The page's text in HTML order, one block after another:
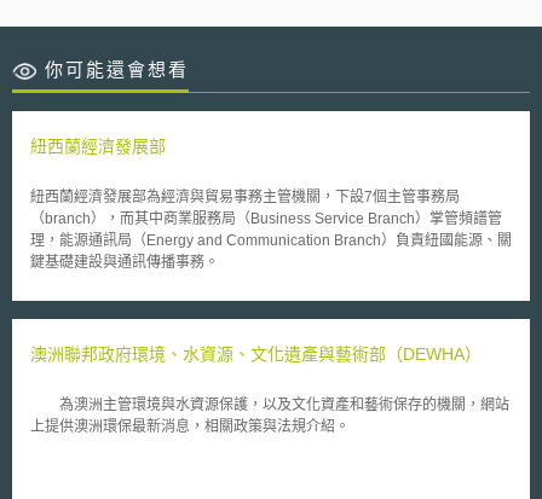
你可能還會想看
紐西蘭經濟發展部
紐西蘭經濟發展部為經濟與貿易事務主管機關，下設7個主管事務局
（branch），而其中商業服務局（Business Service Branch）掌管頻譜管
理，能源通訊局（Energy and Communication Branch）負責紐國能源、關
鍵基礎建設與通訊傳播事務。
澳洲聯邦政府環境、水資源、文化遺產與藝術部（DEWHA）
為澳洲主管環境與水資源保護，以及文化資產和藝術保存的機關，網站
上提供澳洲環保最新消息，相關政策與法規介紹。